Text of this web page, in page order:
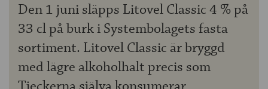
Den 1 juni släpps Litovel Classic 4 % på
33 cl på burk i Systembolagets fasta
sortiment. Litovel Classic är bryggd
med lägre alkoholhalt precis som